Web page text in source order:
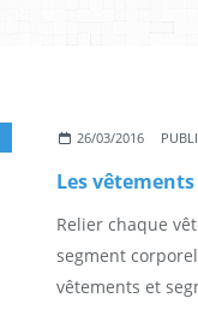
,GRANDE SECTION,
26/03/2016
Relier chaque
segment
vêtements et